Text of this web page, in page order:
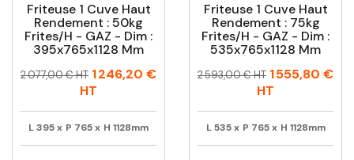
Friteuse 1 Cuve Haut
Rendement : 50kg
Frites/h - GAZ - Dim :
395x765x1128 Mm
Prix
Prix
2 077,00 € HT 1 246,20 €
HT
L395x P 765x H 1128mm
Friteuse 1 Cuve Haut
Rendement : 75kg
Frites/h - GAZ - Dim :
535x765x1128 Mm
Prix
Prix
2 593,00 € HT 1 555,80 €
HT
L 535 x P 765 x H 1128mm